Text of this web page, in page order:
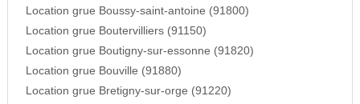
Location grue Boussy-saint-antoine (91800)
Location grue Boutervilliers (91150)
Location grue Boutigny-sur-essonne (91820)
Location grue Bouville (91880)
Location grue Bretigny-sur-orge (91220)